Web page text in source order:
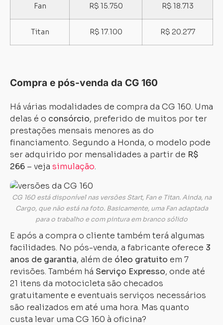
Fan R$ 15.750 R$ 18.713
Titan R$ 17.100 R$ 20.277
Compra e pós-venda da CG 160
Há várias modalidades de compra da CG 160. Uma
delas é o consórcio, preferido de muitos por ter
prestações mensais menores as do
financiamento. Segundo a Honda, o modelo pode
ser adquirido por mensalidades a partir de R$
266 – veja simulação.
CG 160 está disponível nas versões Start, Fan e Titan. Ainda, na
Cargo, que não está na foto. Basicamente, uma Fan adaptada
para o trabalho e com pintura em branco sólido
E após a compra o cliente também terá algumas
facilidades. No pós-venda, a fabricante oferece 3
anos de garantia, além de óleo gratuito em 7
revisões. Também há Serviço Expresso, onde até
21 itens da motocicleta são checados
gratuitamente e eventuais serviços necessários
são realizados em até uma hora. Mas quanto
custa levar uma CG 160 à oficina?